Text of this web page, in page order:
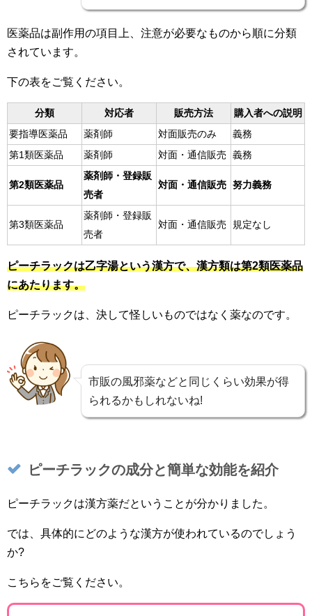
医薬品は副作用の項目上、注意が必要なものから順に分類
されています。
下の表をご覧ください。
分類 対応者 販売方法
購入者への説明
要指導医薬品
薬剤師 対面販売のみ
義務
第1類医薬品
薬剤師 対面・通信販売 義務
第2類医薬品
薬剤師・登録販
売者
対面・通信販売 努力義務
第3類医薬品
薬剤師・登録販
売者
対面・通信販売 規定なし
ピーチラックは乙字湯という漢方で、漢方類は第2類医薬品
にあたります。
ピーチラックは、決して怪しいものではなく薬なのです。
市販の風邪薬などと同じくらい効果が得
られるかもしれないね!
ピーチラックの成分と簡単な効能を紹介
ピーチラックは漢方薬だということが分かりました。
では、具体的にどのような漢方が使われているのでしょう
か?
こちらをご覧ください。